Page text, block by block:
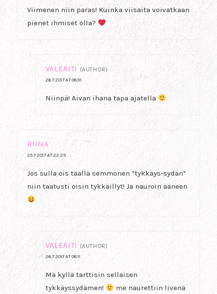
Viimenen niin paras! Kuinka viisaita voivatkaan
pienet ihmiset olla?
VALEÄITI (AUTHOR)
26.7.2017 AT 08:10
Niinpä! Aivan ihana tapa ajatella
RIINA
25.7.2017 AT 22:29
Jos sulla ois täällä semmonen ”tykkäys-sydän”
niin taatusti oisin tykkäillyt! Ja nauroin ääneen
VALEÄITI (AUTHOR)
26.7.2017 AT 08:11
Mä kyllä tarttisin sellaisen
tykkäyssydämen!
me naurettiin livenä